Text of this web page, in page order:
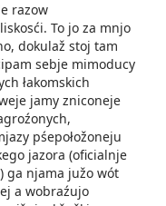
razow
To jo za mnjo
dokulaž stoj tam
sebje mimoducy
łakomskich
jamy zniconeje
pśepołožoneju
jazora (oficialnje
ga njama južo wót
a wobraźujo